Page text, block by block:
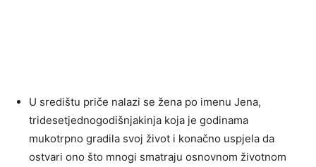
U središtu priče nalazi se žena po imenu Jena,
tridesetjednogodišnjakinja koja je godinama
mukotrpno gradila svoj život i konačno uspjela da
ostvari ono što mnogi smatraju osnovnom životnom